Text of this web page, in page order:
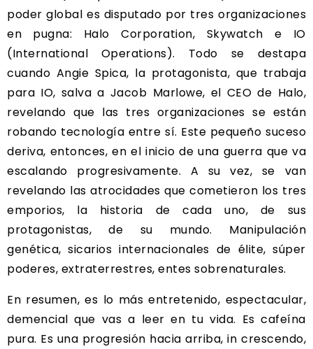
poder global es disputado por tres organizaciones
en pugna: Halo Corporation, Skywatch e IO
(International Operations). Todo se destapa
cuando Angie Spica, la protagonista, que trabaja
para IO, salva a Jacob Marlowe, el CEO de Halo,
revelando que las tres organizaciones se están
robando tecnología entre sí. Este pequeño suceso
deriva, entonces, en el inicio de una guerra que va
escalando progresivamente. A su vez, se van
revelando las atrocidades que cometieron los tres
emporios, la historia de cada uno, de sus
protagonistas, de su mundo. Manipulación
genética, sicarios internacionales de élite, súper
poderes, extraterrestres, entes sobrenaturales.
En resumen, es lo más entretenido, espectacular,
demencial que vas a leer en tu vida. Es cafeína
pura. Es una progresión hacia arriba, in crescendo,